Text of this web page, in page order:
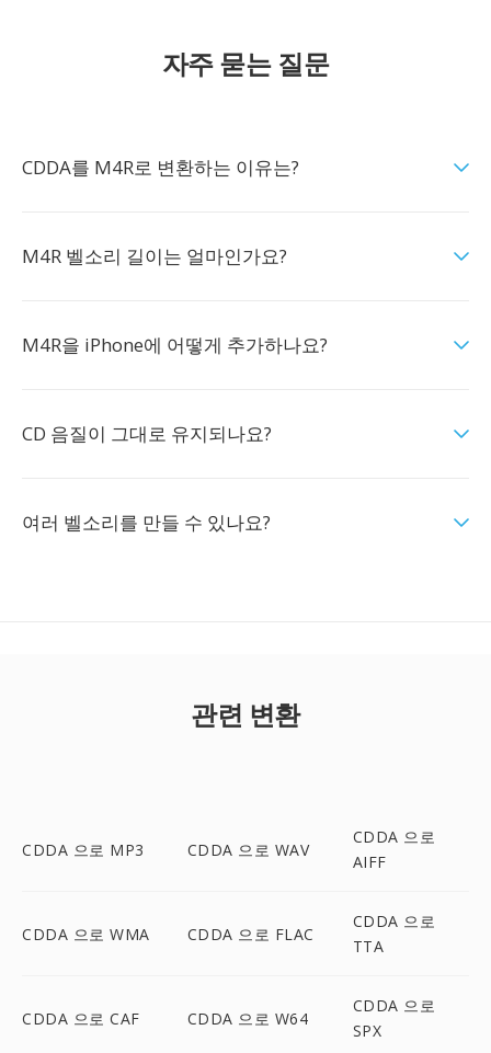
자주 묻는 질문
CDDA를 M4R로 변환하는 이유는?
M4R 벨소리 길이는 얼마인가요?
M4R을 iPhone에 어떻게 추가하나요?
CD 음질이 그대로 유지되나요?
여러 벨소리를 만들 수 있나요?
관련 변환
CDDA 으로 MP3 CDDA 으로 WAV
CDDA 으로
AIFF
CDDA 으로 WMA CDDA 으로 FLAC
CDDA 으로
TTA
CDDA 으로 CAF CDDA 으로 W64
CDDA 으로
SPX